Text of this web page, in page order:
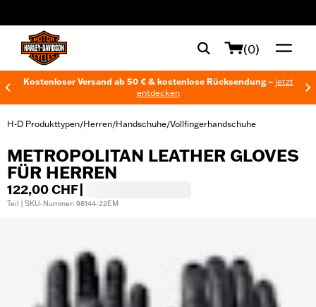
(0)
Kostenloser Versand ab 50 € & kostenlose Rücksendung – jetzt
entdecken
H-D Produkttypen/Herren/Handschuhe/Vollfingerhandschuhe
METROPOLITAN LEATHER GLOVES
FÜR HERREN
122,00 CHF
Teil | SKU-Nummer: 98144-22EM